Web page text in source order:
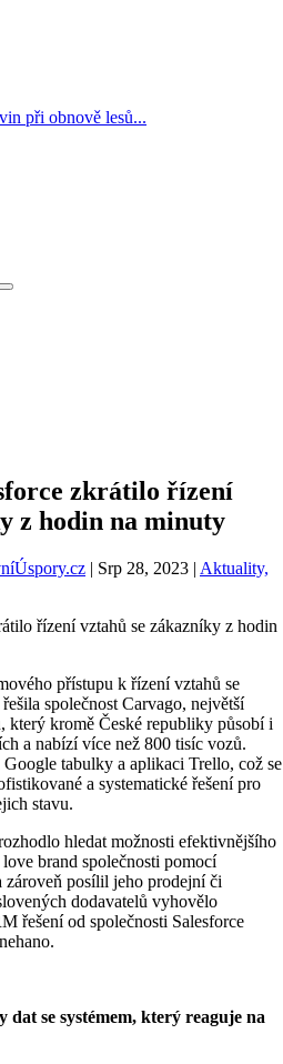
při obnově lesů...
zkrátilo řízení
z hodin na minuty
| Srp 28, 2023 | Aktuality,
přístupu k řízení vztahů se
společnost Carvago, největší
který kromě České republiky působí i
a nabízí více než 800 tisíc vozů.
tabulky a aplikaci Trello, což se
a systematické řešení pro
stavu.
hledat možnosti efektivnějšího
brand společnosti pomocí
zároveň posílil jeho prodejní či
dodavatelů vyhovělo
řešení od společnosti Salesforce
dat se systémem, který reaguje na